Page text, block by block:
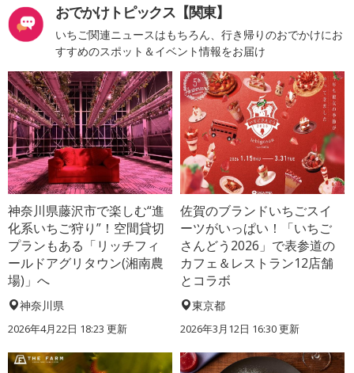
おでかけトピックス【関東】
いちご関連ニュースはもちろん、行き帰りのおでかけにお
すすめのスポット＆イベント情報をお届け
神奈川県藤沢市で楽しむ“進
化系いちご狩り”！空間貸切
プランもある「リッチフィ
ールドアグリタウン(湘南農
場)」へ
神奈川県
2026年4月22日 18:23 更新
佐賀のブランドいちごスイ
ーツがいっぱい！「いちご
さんどう2026」で表参道の
カフェ＆レストラン12店舗
とコラボ
東京都
2026年3月12日 16:30 更新